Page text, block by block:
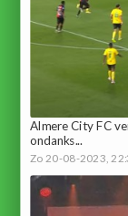
Almere City FC
ondanks...
Zo 20-08-2023,